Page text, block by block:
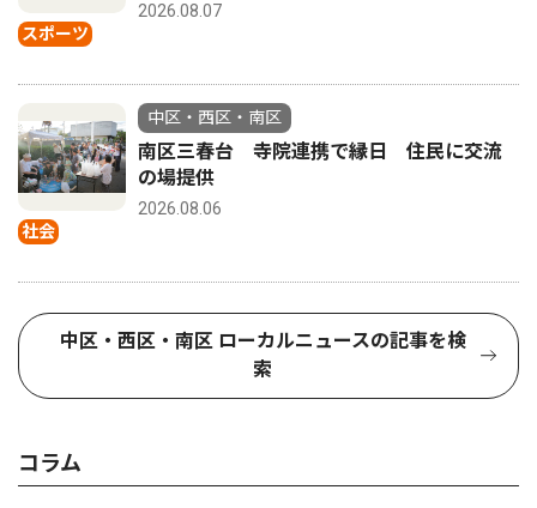
スポーツ
2026.08.07
社会
中区・西区・南区
南区三春台 寺院連携で縁日 住民に交流
の場提供
2026.08.06
中区・西区・南区 ローカルニュースの記事を検
索
コラム